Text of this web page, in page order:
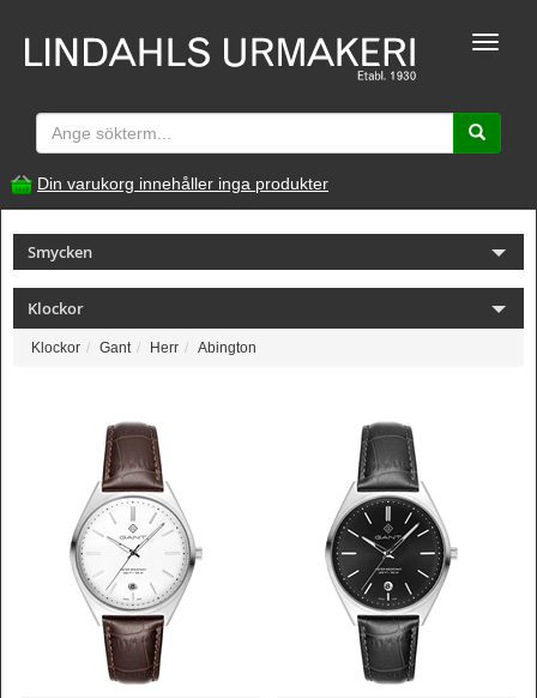
Toggle
Din varukorg innehåller inga produkter
Smycken
Klockor
Klockor Gant Herr Abington